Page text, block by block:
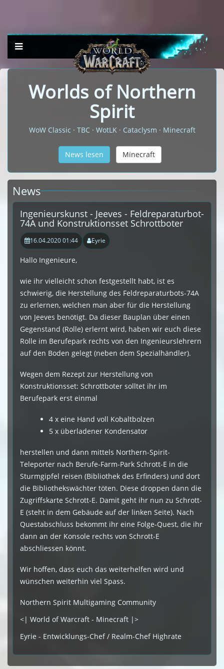
Worlds of Northern
Spirit
WoW Classic · TBC · WotLK · Cataclysm · Minecraft
News lesen Minecraft
News
Ingenieurskunst - Jeeves - Feldreparaturbot-
74A und Konstruktionsset Schrottboter
16.04.2020 01:44 Eyrie
Hallo Ingenieure,
wie ihr vielleicht schon festgestellt habt, ist es
schwierig, die Herstellung des Feldreparaturbots-74A
zu erlernen, welchen man aber für die Herstellung
von Jeeves benötigt. Da dieser Bauplan über einen
Gegenstand (Rolle) erlernt wird, haben wir euch diese
Rolle im Berufepark rechts von den Ingenieurslehrern
auf den Boden gelegt (neben dem Spezialhändler).
Wegen dem Rezept zur Herstellung von
Konstruktionsset: Schrottboter solltet ihr im
Berufepark erst einmal
4 x eine Hand voll Kobaltbolzen
5 x überladener Kondensator
herstellen und dann mittels Northern-Spirit-
Teleporter nach Berufe-Farm-Park Schrott-E in die
Sturmgipfel reisen (Bibliothek des Erfinders) und dort
die Bibliothekswächter töten. Diese droppen dann die
Zugriffskarte Schrott-E. Damit geht ihr nun zu Schrott-
E (steht in dem Gebäude auf der linken Seite). Nach
Questabschluss bekommt ihr eine Folge-Quest, die ihr
dann an der Konsole rechts von Schrott-E
abschliessen könnt.
Wir hoffen, dass euch das weiterhelfen wird und
wünschen weiterhin viel Spass.
Northern Spirit Multigaming Community
<| World of Warcraft - Minecraft |>
Eyrie - Entwicklungs-Chef / Realm-Chef Highrate